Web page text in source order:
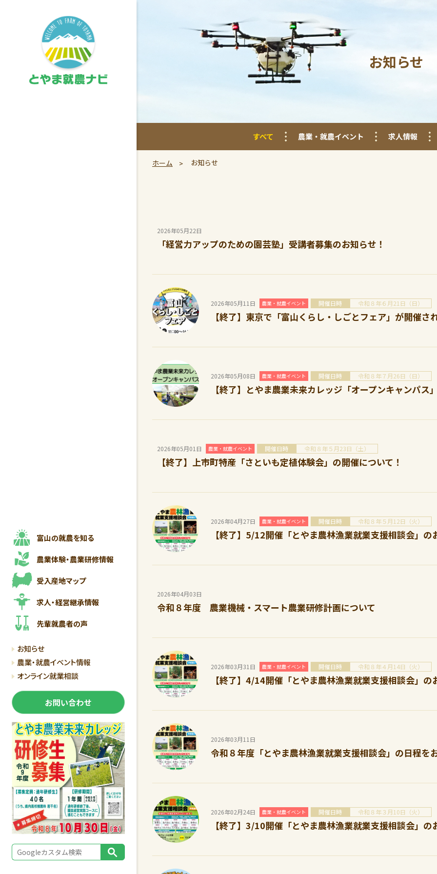
富山の就農を知る
農業体験・農業研修情報
受入産地マップ
求人・経営継承情報
先輩就農者の声
お知らせ
農業・就農イベント情報
オンライン就業相談
お問い合わせ
お知らせ
すべて 農業・就農イベント 求人情報
ホーム お知らせ
2026年05月22日
「経営力アップのための園芸塾」受講者募集のお知らせ！
2026年05月11日 農業・就農イベント 開催日時 令和８年６月21日（日）
【終了】東京で「富山くらし・しごとフェア」が開催さ
2026年05月08日 農業・就農イベント 開催日時 令和８年７月26日（日）
【終了】とやま農業未来カレッジ「オープンキャンパス
2026年05月01日 農業・就農イベント 開催日時 令和８年５月23日（土）
【終了】上市町特産「さといも定植体験会」の開催について！
2026年04月27日 農業・就農イベント 開催日時 令和８年５月12日（火）
【終了】5/12開催「とやま農林漁業就業支援相談会」の
2026年04月03日
令和８年度 農業機械・スマート農業研修計画について
2026年03月31日 農業・就農イベント 開催日時 令和８年４月14日（火）
【終了】4/14開催「とやま農林漁業就業支援相談会」の
2026年03月11日
令和８年度「とやま農林漁業就業支援相談会」の日程を
2026年02月24日 農業・就農イベント 開催日時 令和８年３月10日（火）
【終了】3/10開催「とやま農林漁業就業支援相談会」の